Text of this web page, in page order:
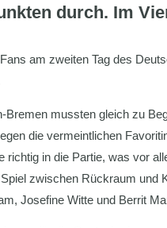
durch. Im
am zweiten Tag des
mussten gleich zu
die vermeintlichen
in die Partie, was vor
zwischen Rückraum
Josefine Witte und Berrit